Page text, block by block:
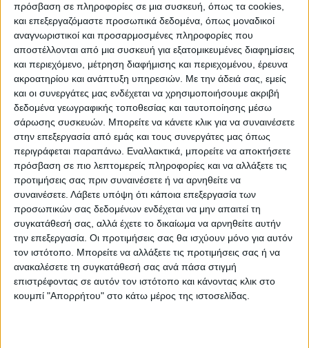
πρόσβαση σε πληροφορίες σε μια συσκευή, όπως τα cookies,
και επεξεργαζόμαστε προσωπικά δεδομένα, όπως μοναδικοί
αναγνωριστικοί και προσαρμοσμένες πληροφορίες που
αποστέλλονται από μια συσκευή για εξατομικευμένες διαφημίσεις
και περιεχόμενο, μέτρηση διαφήμισης και περιεχομένου, έρευνα
ακροατηρίου και ανάπτυξη υπηρεσιών. Με την άδειά σας, εμείς
και οι συνεργάτες μας ενδέχεται να χρησιμοποιήσουμε ακριβή
δεδομένα γεωγραφικής τοποθεσίας και ταυτοποίησης μέσω
σάρωσης συσκευών. Μπορείτε να κάνετε κλικ για να συναινέσετε
στην επεξεργασία από εμάς και τους συνεργάτες μας όπως
περιγράφεται παραπάνω. Εναλλακτικά, μπορείτε να αποκτήσετε
πρόσβαση σε πιο λεπτομερείς πληροφορίες και να αλλάξετε τις
προτιμήσεις σας πριν συναινέσετε ή να αρνηθείτε να
συναινέσετε. Λάβετε υπόψη ότι κάποια επεξεργασία των
προσωπικών σας δεδομένων ενδέχεται να μην απαιτεί τη
συγκατάθεσή σας, αλλά έχετε το δικαίωμα να αρνηθείτε αυτήν
την επεξεργασία. Οι προτιμήσεις σας θα ισχύουν μόνο για αυτόν
τον ιστότοπο. Μπορείτε να αλλάξετε τις προτιμήσεις σας ή να
ανακαλέσετε τη συγκατάθεσή σας ανά πάσα στιγμή
επιστρέφοντας σε αυτόν τον ιστότοπο και κάνοντας κλικ στο
κουμπί "Απορρήτου" στο κάτω μέρος της ιστοσελίδας.
ΠΡΟΗΓΟΥΜΕΝΟ ΑΡΘΡΟ
Έκθεση φωτογραφίας για το
Daniel
ΕΠΟΜΕΝΟ ΑΡΘΡΟ
Η «Φλόγα της Αγάπης» άναψε
στην Καρδίτσα (φωτο+video)
ΝΕΟΣ ΑΓΩΝ
https://neosagon.gr
Η Αρχαιότερη Καθημερινή Πρωινή Εφημερίδα της Καρδίτσας